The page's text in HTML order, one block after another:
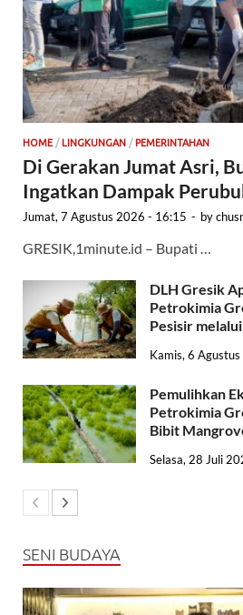
HOME / LINGKUNGAN / PEMERINTAHAN
Di Gerakan Jumat Asri,
Ingatkan Dampak
Jumat, 7 Agustus 2026 - 16:15 - by
GRESIK,1minute.id – Bupati …
DLH Gresik
Petrokimia
Pesisir
Kamis, 6
Pemulihkan
Petrokimia
Bibit
Selasa, 28 Juli
SENI BUDAYA